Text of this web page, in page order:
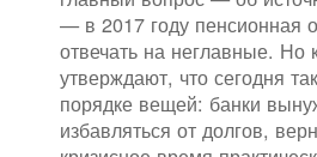
— в 2017 году пенсионная
отвечать на неглавные. Но
утверждают, что сегодня
порядке вещей: банки
избавляться от долгов,